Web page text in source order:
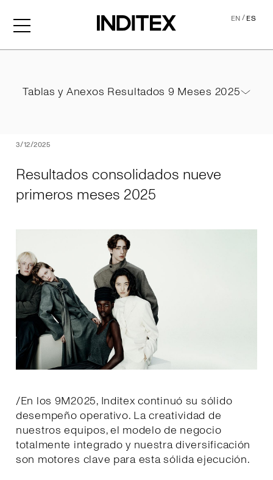
EN/ES
3/12/2025
Resultados consolidados nueve
primeros meses 2025
/En los 9M2025, Inditex continuó su sólido
desempeño operativo. La creatividad de
nuestros equipos, el modelo de negocio
totalmente integrado y nuestra diversificación
son motores clave para esta sólida ejecución.
Tablas y Anexos Resultados 9 Meses 2025